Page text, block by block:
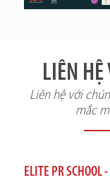
LIÊN HỆ
Liên hệ với
mắc
ELITE PR SCHOOL